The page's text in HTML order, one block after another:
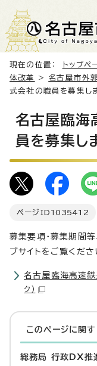
現在の位置： トップペ
体改革
> 名古屋市外
式会社の職員を募集し
名古屋臨海
員を募集し
ページID 1035412
募集要項・募集期間
ブサイトをご覧くださ
名古屋臨海高速
ク）
このページに関す
総務局 行政DX推